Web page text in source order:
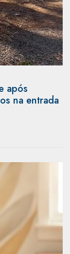
após
na entrada